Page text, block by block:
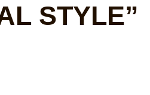
STYLE”